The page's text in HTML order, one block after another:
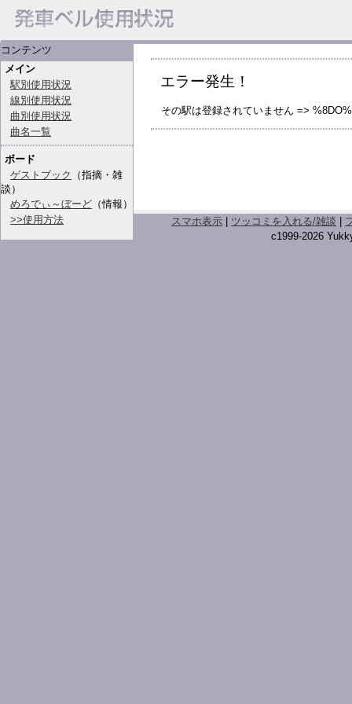
コンテンツ
メイン
駅別使用状況
線別使用状況
曲別使用状況
曲名一覧
ボード
ゲストブック
（指摘・雑
談）
めろでぃ～ぼーど （情報）
>>使用方法
エラー発生！
その駅は登録されていません =>
スマホ表示 ツッコミを入れる/雑談
c1999-2026